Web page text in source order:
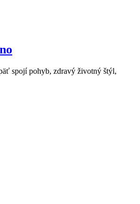
spojí pohyb, zdravý životný štýl,